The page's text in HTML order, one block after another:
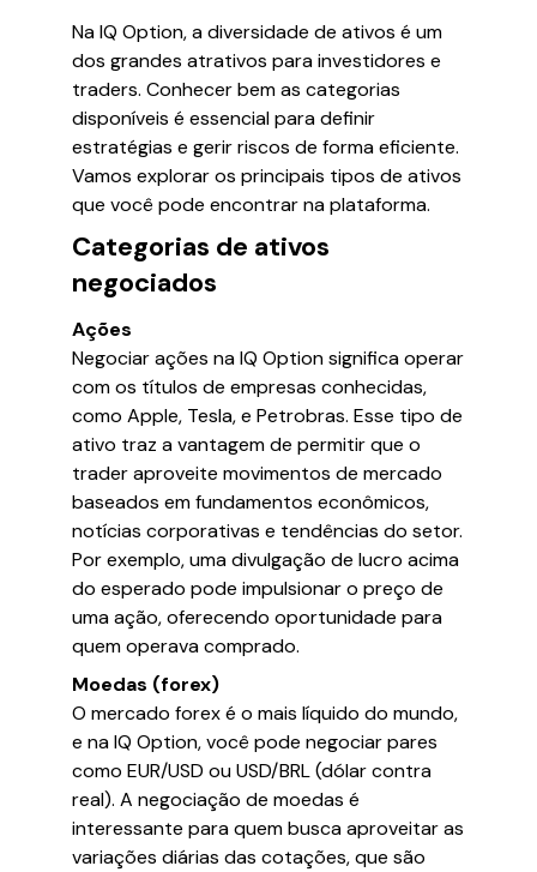
Na IQ Option, a diversidade de ativos é um
dos grandes atrativos para investidores e
traders. Conhecer bem as categorias
disponíveis é essencial para definir
estratégias e gerir riscos de forma eficiente.
Vamos explorar os principais tipos de ativos
que você pode encontrar na plataforma.
Categorias de ativos
negociados
Ações
Negociar ações na IQ Option significa operar
com os títulos de empresas conhecidas,
como Apple, Tesla, e Petrobras. Esse tipo de
ativo traz a vantagem de permitir que o
trader aproveite movimentos de mercado
baseados em fundamentos econômicos,
notícias corporativas e tendências do setor.
Por exemplo, uma divulgação de lucro acima
do esperado pode impulsionar o preço de
uma ação, oferecendo oportunidade para
quem operava comprado.
Moedas (forex)
O mercado forex é o mais líquido do mundo,
e na IQ Option, você pode negociar pares
como EUR/USD ou USD/BRL (dólar contra
real). A negociação de moedas é
interessante para quem busca aproveitar as
variações diárias das cotações, que são